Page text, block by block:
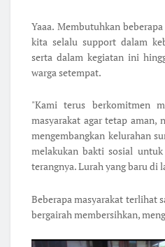
Yaaa. Membutuhkan
kita selalu support dalam
serta dalam kegiatan ini
warga setempat.
"Kami terus berkomitmen
masyarakat agar tetap aman,
mengembangkan kelurahan
melakukan bakti sosial untuk
terangnya. Lurah yang baru di
Beberapa masyarakat terlihat
bergairah membersihkan,